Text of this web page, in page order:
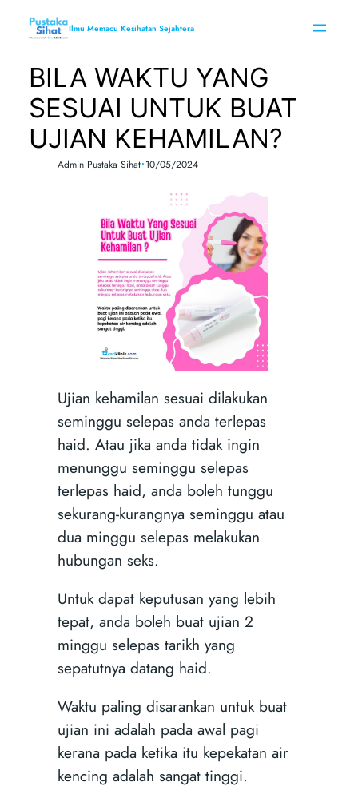
Ilmu Memacu Kesihatan Sejahtera
BILA WAKTU YANG
SESUAI UNTUK BUAT
UJIAN KEHAMILAN?
Admin Pustaka Sihat•10/05/2024
Ujian kehamilan sesuai dilakukan
seminggu selepas anda terlepas
haid. Atau jika anda tidak ingin
menunggu seminggu selepas
terlepas haid, anda boleh tunggu
sekurang-kurangnya seminggu atau
dua minggu selepas melakukan
hubungan seks.
Untuk dapat keputusan yang lebih
tepat, anda boleh buat ujian 2
minggu selepas tarikh yang
sepatutnya datang haid.
Waktu paling disarankan untuk buat
ujian ini adalah pada awal pagi
kerana pada ketika itu kepekatan air
kencing adalah sangat tinggi.